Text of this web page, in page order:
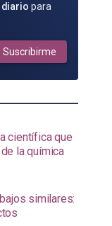
diario para
Suscribirme
científica que
la química
similares: